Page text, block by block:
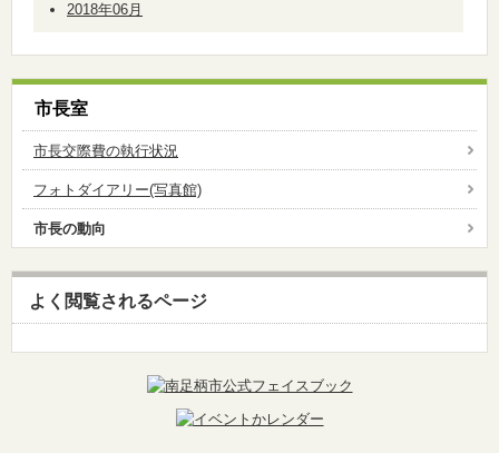
2018年06月
市長室
市長交際費の執行状況
フォトダイアリー(写真館)
市長の動向
よく閲覧されるページ